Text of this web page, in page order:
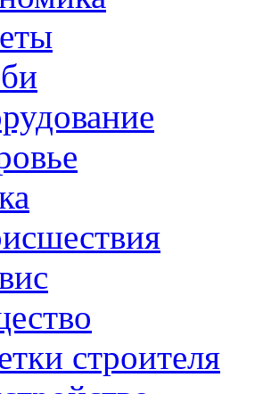
строителя